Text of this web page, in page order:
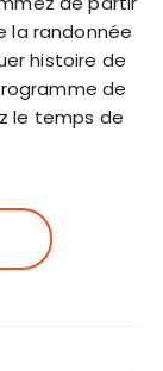
la randonnée
histoire de
de
le temps de